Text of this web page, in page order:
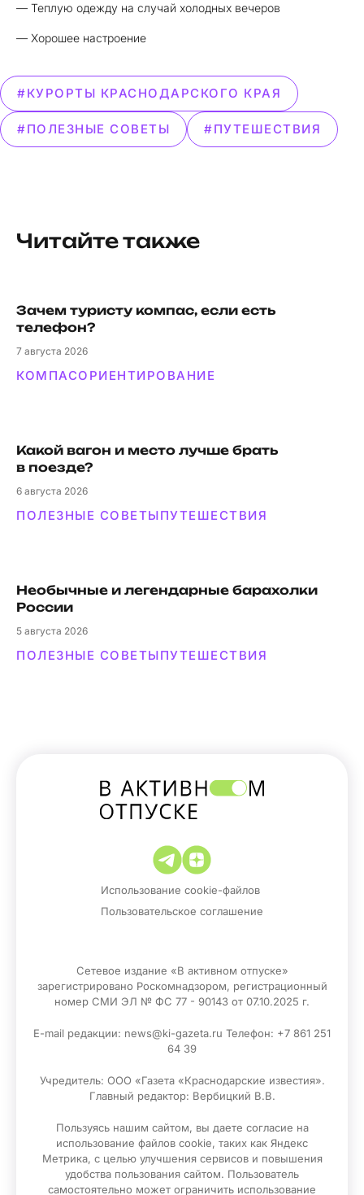
— Теплую одежду на случай холодных вечеров
— Хорошее настроение
#КУРОРТЫ КРАСНОДАРСКОГО КРАЯ
#ПОЛЕЗНЫЕ СОВЕТЫ #ПУТЕШЕСТВИЯ
Читайте также
Зачем туристу компас, если есть
телефон?
7 августа 2026
КОМПАСОРИЕНТИРОВАНИЕ
Какой вагон и мес­то луч­ше брать
в поезде?
6 августа 2026
ПОЛЕЗНЫЕ СОВЕТЫПУТЕШЕСТВИЯ
Необычные и легендарные барахолки
России
5 августа 2026
ПОЛЕЗНЫЕ СОВЕТЫПУТЕШЕСТВИЯ
Использование cookie-файлов
Пользовательское соглашение
Сетевое издание «В активном отпуске»
зарегистрировано Роскомнадзором, регистрационный
номер СМИ ЭЛ № ФС 77 - 90143 от 07.10.2025 г.
E-mail редакции: news@ki-gazeta.ru Телефон: +7 861 251
64 39
Учредитель: ООО «Газета «Краснодарские известия».
Главный редактор: Вербицкий В.В.
Пользуясь нашим сайтом, вы даете согласие на
использование файлов сооkіе, таких как Яндекс
Метрика, с целью улучшения сервисов и повышения
удобства пользования сайтом. Пользователь
самостоятельно может ограничить использование